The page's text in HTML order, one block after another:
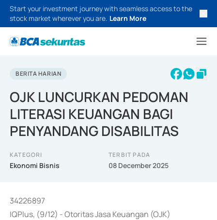
Start your investment journey with seamless access to the
stock market wherever you are. Learn More
BERITA HARIAN
OJK LUNCURKAN PEDOMAN
LITERASI KEUANGAN BAGI
PENYANDANG DISABILITAS
KATEGORI
Ekonomi Bisnis
TERBIT PADA
08 December 2025
34226897
IQPlus, (9/12) - Otoritas Jasa Keuangan (OJK)